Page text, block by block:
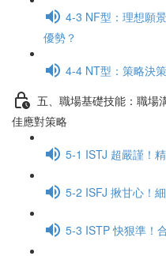
4-3 NF型：理想願
優勢？
4-4 NT型：策略決
五、職場基礎技能：職
佳應對策略
5-1 ISTJ 超嚴謹！
5-2 ISFJ 揪甘心！
5-3 ISTP 快狠準！